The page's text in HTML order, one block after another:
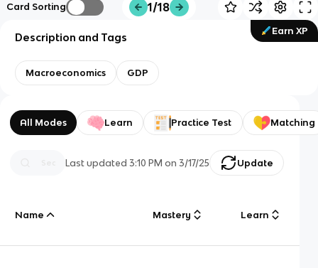
Card Sorting 1/18
Earn XP
Description and Tags
Macroeconomics GDP
All Modes Learn Practice Test Matching
Last updated3:10 PM on 3/17/25 Update
Name Mastery Learn